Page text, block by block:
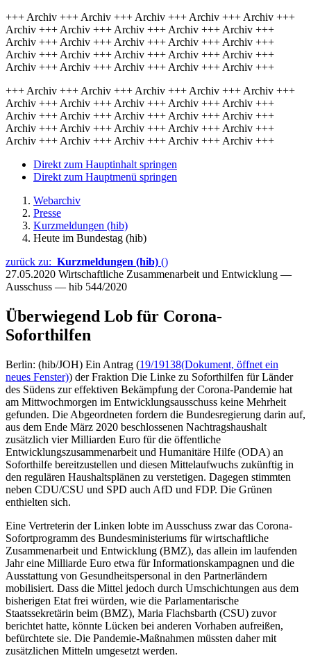
+++ Archiv +++ Archiv +++ Archiv +++ Archiv +++ Archiv +++
Archiv +++ Archiv +++ Archiv +++ Archiv +++ Archiv +++
Archiv +++ Archiv +++ Archiv +++ Archiv +++ Archiv +++
Archiv +++ Archiv +++ Archiv +++ Archiv +++ Archiv +++
Archiv +++ Archiv +++ Archiv +++ Archiv +++ Archiv +++
+++ Archiv +++ Archiv +++ Archiv +++ Archiv +++ Archiv +++
Archiv +++ Archiv +++ Archiv +++ Archiv +++ Archiv +++
Archiv +++ Archiv +++ Archiv +++ Archiv +++ Archiv +++
Archiv +++ Archiv +++ Archiv +++ Archiv +++ Archiv +++
Archiv +++ Archiv +++ Archiv +++ Archiv +++ Archiv +++
Direkt zum Hauptinhalt springen
Direkt zum Hauptmenü springen
Webarchiv
Presse
Kurzmeldungen (hib)
Heute im Bundestag (hib)
zurück zu: Kurzmeldungen (hib) ()
27.05.2020 Wirtschaftliche Zusammenarbeit und Entwicklung —
Ausschuss — hib 544/2020
Überwiegend Lob für Corona-
Soforthilfen
Berlin: (hib/JOH) Ein Antrag (19/19138(Dokument, öffnet ein
neues Fenster)) der Fraktion Die Linke zu Soforthilfen für Länder
des Südens zur effektiven Bekämpfung der Corona-Pandemie hat
am Mittwochmorgen im Entwicklungsausschuss keine Mehrheit
gefunden. Die Abgeordneten fordern die Bundesregierung darin auf,
aus dem Ende März 2020 beschlossenen Nachtragshaushalt
zusätzlich vier Milliarden Euro für die öffentliche
Entwicklungszusammenarbeit und Humanitäre Hilfe (ODA) an
Soforthilfe bereitzustellen und diesen Mittelaufwuchs zukünftig in
den regulären Haushaltsplänen zu verstetigen. Dagegen stimmten
neben CDU/CSU und SPD auch AfD und FDP. Die Grünen
enthielten sich.
Eine Vertreterin der Linken lobte im Ausschuss zwar das Corona-
Sofortprogramm des Bundesministeriums für wirtschaftliche
Zusammenarbeit und Entwicklung (BMZ), das allein im laufenden
Jahr eine Milliarde Euro etwa für Informationskampagnen und die
Ausstattung von Gesundheitspersonal in den Partnerländern
mobilisiert. Dass die Mittel jedoch durch Umschichtungen aus dem
bisherigen Etat frei würden, wie die Parlamentarische
Staatssekretärin beim (BMZ), Maria Flachsbarth (CSU) zuvor
berichtet hatte, könnte Lücken bei anderen Vorhaben aufreißen,
befürchtete sie. Die Pandemie-Maßnahmen müssten daher mit
zusätzlichen Mitteln umgesetzt werden.